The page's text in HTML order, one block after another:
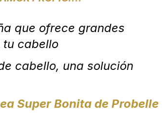
que ofrece grandes
cabello
cabello, una solución
Super Bonita de Probelle